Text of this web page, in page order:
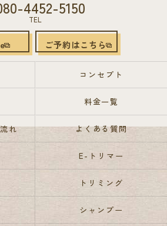
4452-5150
TEL
ご予約はこちら
コンセプト
料金一覧
れ よくある質問
E-トリマー
トリミング
シャンプー